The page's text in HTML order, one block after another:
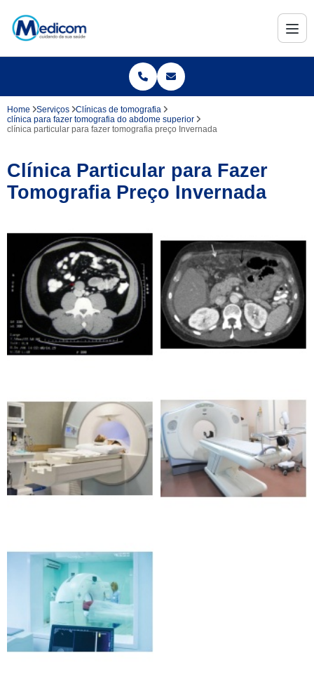
Home Serviços
Clínicas de tomografia
clínica para fazer tomografia do abdome superior
clínica particular para fazer tomografia preço Invernada
Clínica Particular para Fazer
Tomografia Preço Invernada